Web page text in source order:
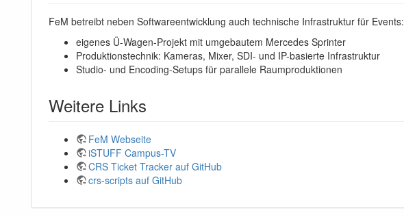
FeM betreibt neben Softwareentwicklung auch technische Infrastruktur für Events:
eigenes Ü-Wagen-Projekt mit umgebautem Mercedes Sprinter
Produktionstechnik: Kameras, Mixer, SDI- und IP-basierte Infrastruktur
Studio- und Encoding-Setups für parallele Raumproduktionen
Weitere Links
FeM Webseite
iSTUFF Campus-TV
CRS Ticket Tracker auf GitHub
crs-scripts auf GitHub